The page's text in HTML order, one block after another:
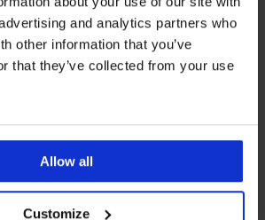
and analytics partners who
other information that you’ve
that they’ve collected from your use
Allow all
Customize